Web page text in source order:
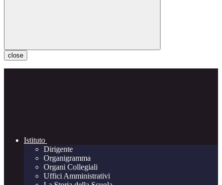
close
Istituto
Dirigente
Organigramma
Organi Collegiali
Uffici Amministrativi